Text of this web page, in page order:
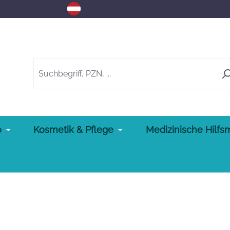
Kosmetik & Pflege Medizinische